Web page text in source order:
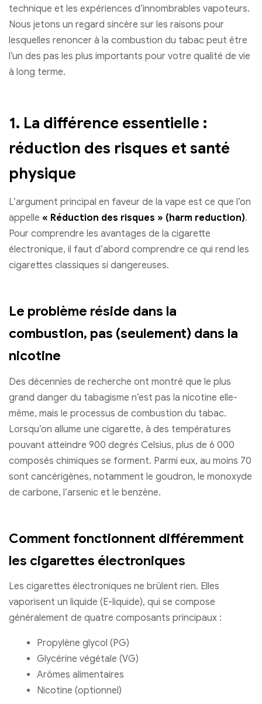
technique et les expériences d’innombrables vapoteurs.
Nous jetons un regard sincère sur les raisons pour
lesquelles renoncer à la combustion du tabac peut être
l’un des pas les plus importants pour votre qualité de vie
à long terme.
1. La différence essentielle :
réduction des risques et santé
physique
L’argument principal en faveur de la vape est ce que l’on
appelle « Réduction des risques » (harm reduction).
Pour comprendre les avantages de la cigarette
électronique, il faut d’abord comprendre ce qui rend les
cigarettes classiques si dangereuses.
Le problème réside dans la
combustion, pas (seulement) dans la
nicotine
Des décennies de recherche ont montré que le plus
grand danger du tabagisme n’est pas la nicotine elle-
même, mais le processus de combustion du tabac.
Lorsqu’on allume une cigarette, à des températures
pouvant atteindre 900 degrés Celsius, plus de 6 000
composés chimiques se forment. Parmi eux, au moins 70
sont cancérigènes, notamment le goudron, le monoxyde
de carbone, l’arsenic et le benzène.
Comment fonctionnent différemment
les cigarettes électroniques
Les cigarettes électroniques ne brûlent rien. Elles
vaporisent un liquide (E-liquide), qui se compose
généralement de quatre composants principaux :
Propylène glycol (PG)
Glycérine végétale (VG)
Arômes alimentaires
Nicotine (optionnel)